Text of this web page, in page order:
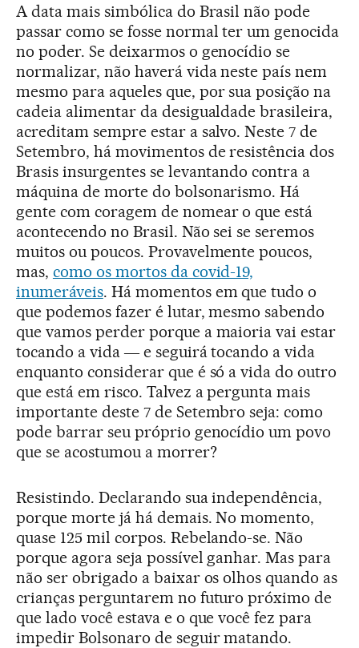
A data mais simbólica do Brasil não pode
passar como se fosse normal ter um genocida
no poder. Se deixarmos o genocídio se
normalizar, não haverá vida neste país nem
mesmo para aqueles que, por sua posição na
cadeia alimentar da desigualdade brasileira,
acreditam sempre estar a salvo. Neste 7 de
Setembro, há movimentos de resistência dos
Brasis insurgentes se levantando contra a
máquina de morte do bolsonarismo. Há
gente com coragem de nomear o que está
acontecendo no Brasil. Não sei se seremos
muitos ou poucos. Provavelmente poucos,
mas, como os mortos da covid-19,
inumeráveis. Há momentos em que tudo o
que podemos fazer é lutar, mesmo sabendo
que vamos perder porque a maioria vai estar
tocando a vida ― e seguirá tocando a vida
enquanto considerar que é só a vida do outro
que está em risco. Talvez a pergunta mais
importante deste 7 de Setembro seja: como
pode barrar seu próprio genocídio um povo
que se acostumou a morrer?
Resistindo. Declarando sua independência,
porque morte já há demais. No momento,
quase 125 mil corpos. Rebelando-se. Não
porque agora seja possível ganhar. Mas para
não ser obrigado a baixar os olhos quando as
crianças perguntarem no futuro próximo de
que lado você estava e o que você fez para
impedir Bolsonaro de seguir matando.